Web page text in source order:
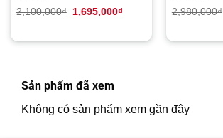
2,100,000₫
Giá
2,100,000₫.
1,695,000₫Giá
là:
2,980,000₫
Sản phẩm đã xem
Không có sản phẩm xem gần đây